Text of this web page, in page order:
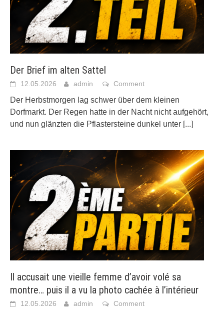
Der Brief im alten Sattel
12.05.2026 admin Comment
Der Herbstmorgen lag schwer über dem kleinen
Dorfmarkt. Der Regen hatte in der Nacht nicht aufgehört,
und nun glänzten die Pflastersteine dunkel unter [...]
Il accusait une vieille femme d’avoir volé sa
montre… puis il a vu la photo cachée à l’intérieur
12.05.2026 admin Comment